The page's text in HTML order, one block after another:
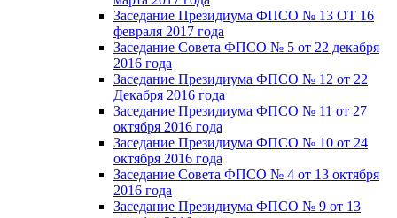
Заседание Президиума ФПСО № 13 ОТ 16
февраля 2017 года
Заседание Совета ФПСО № 5 от 22 декабря
2016 года
Заседание Президиума ФПСО № 12 от 22
Декабря 2016 года
Заседание Президиума ФПСО № 11 от 27
октября 2016 года
Заседание Президиума ФПСО № 10 от 24
октября 2016 года
Заседание Совета ФПСО № 4 от 13 октября
2016 года
Заседание Президиума ФПСО № 9 от 13